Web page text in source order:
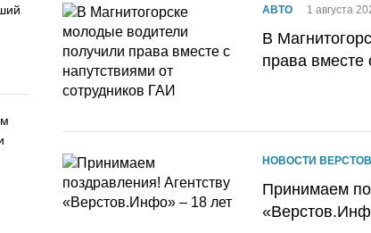
АВТО 1 августа
В
права вместе
НОВОСТИ
Принимаем